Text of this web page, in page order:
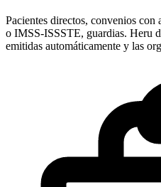
Pacientes directos, convenios con
o IMSS-ISSSTE, guardias. Heru
emitidas automáticamente y las